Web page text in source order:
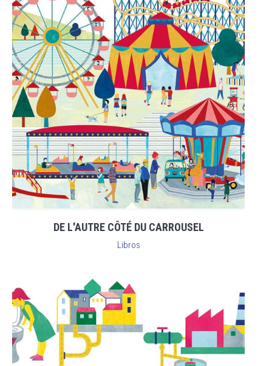
DE L'AUTRE CÔTÉ DU CARROUSEL
Libros